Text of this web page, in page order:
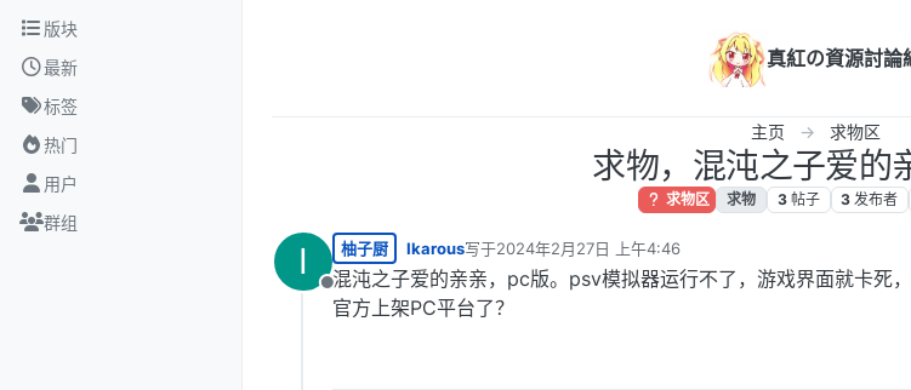
跳转至内容
版块
最新
标签
热门
用户
群组
真紅の資源討論
主页 求物区
求物，混沌之子爱的
求物区 求物 3 帖子 3 发布者
I
离线
柚子厨 Ikarous写于2024年2月27日 上午4:46
最后由 编辑
混沌之子爱的亲亲，pc版。psv模拟器运行不了，游戏界面就卡死
官方上架PC平台了？